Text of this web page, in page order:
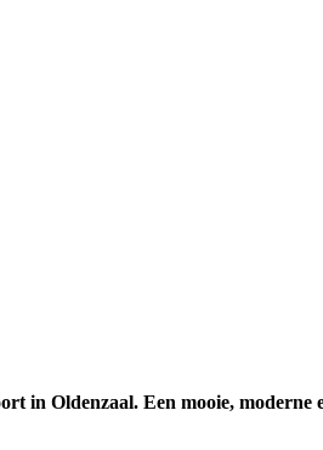
in Oldenzaal. Een mooie, moderne